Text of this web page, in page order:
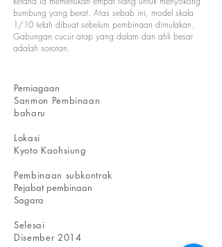
bumbung yang berat. Atas sebab ini, model skala
1/10 telah dibuat sebelum pembinaan dimulakan.
Gabungan cucur atap yang dalam dan ahli besar
adalah sorotan.
​Perniagaan
Sanmon Pembinaan
baharu
​Lokasi
Kyoto Kaohsiung​
​Pembinaan subkontrak
Pejabat pembinaan
Sagara
Selesai
Disember 2014